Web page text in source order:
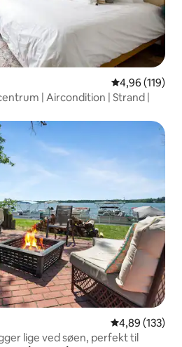
4,96 ud af 5 i
4,96 (119)
| Aircondition | Strand |
4,89 ud af 5 i
4,89 (133)
lige ved søen, perfekt til